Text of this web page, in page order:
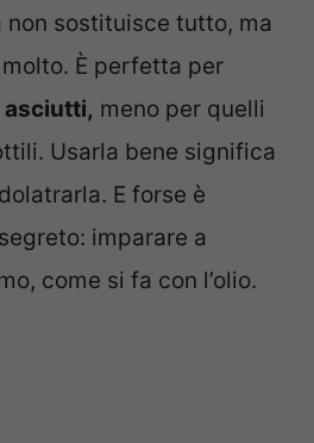
sostituisce tutto, ma
È perfetta per
asciutti, meno per quelli
Usarla bene significa
E forse è
imparare a
come si fa con l’olio.